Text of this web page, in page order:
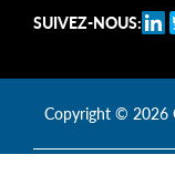
M. Lieu est
SUIVEZ-NOUS:
Copyright © 2026